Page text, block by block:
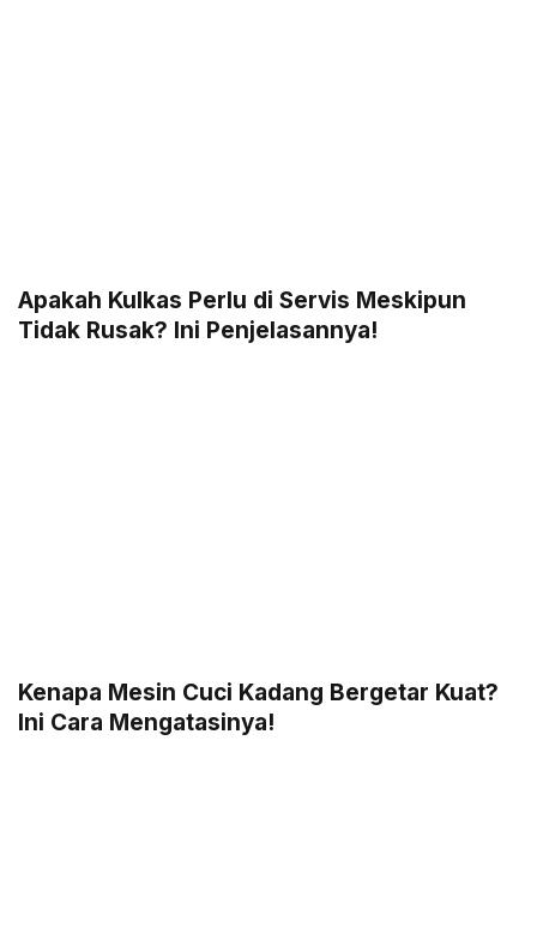
Apakah Kulkas Perlu di Servis Meskipun
Tidak Rusak? Ini Penjelasannya!
Kenapa Mesin Cuci Kadang Bergetar Kuat?
Ini Cara Mengatasinya!